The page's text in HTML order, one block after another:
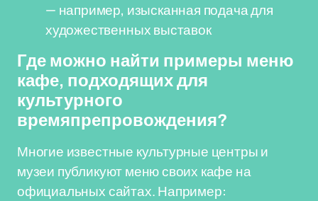
— например, изысканная подача для
художественных выставок
Где можно найти примеры меню
кафе, подходящих для
культурного
времяпрепровождения?
Многие известные культурные центры и
музеи публикуют меню своих кафе на
официальных сайтах. Например: